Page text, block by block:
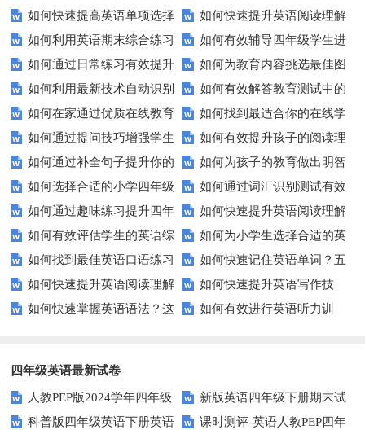
与短语的默写练习？家长和老师
必看！
活运用？
如何快速提高英语单项选择
题的得分？
如何快速提升英语阅读理解
能力？这些技巧你必须知道！
如何利用英语期末综合练习
卷高效备考？
如何有效辅导四年级学生进
行英语学习？这里有你需要的所
有资源！
如何通过日常练习有效提升
英语听力？
如何为教育内容挑选最佳图
片？这些建议让你的文章脱颖而
出！
如何利用最新技术自动识别
图片内容？
如何有效解答教育测试中的
排序题？[疑问式标题]
如何在家通过优质在线教育
资源提升自我？
如何找到最适合你的在线学
习平台？这里有你需要知道的一
切！
如何通过提问技巧增强学生
的课堂互动？
如何有效提升孩子的阅读理
解能力？这里有秘诀！
如何通过补全句子提升你的
写作技巧？
如何为孩子的教育做出明智
的选择？——一份全面指南
如何选择合适的小学四年级
英语听力练习？
如何通过词汇识别测试有效
提升英语词汇量？
如何通过趣味练习提升四年
级学生的英语句子结构？
如何快速提升英语阅读理解
能力？这些技巧助你一臂之力！
如何有效评估学生的英语综
合能力？这些测评方法要知道！
如何为小学生选择合适的英
语听力测试工具？
如何找到最佳英语口语练习
方法？这些建议让你事半功倍！
如何快速记住英语单词？五
种实用记忆法帮你解决难题
如何快速提升英语阅读理解
能力？这些技巧你必须知道！
如何快速提升英语写作技
能？这5个技巧你必须知道！
如何快速掌握英语语法？这
如何有效进行英语听力训
四年级英语最新试卷
人教PEP版2024学年四年级
英语下册期末测试卷
新版英语四年级下册期末试
卷
科普版四年级英语下册英语
课时测评-英语人教PEP四年